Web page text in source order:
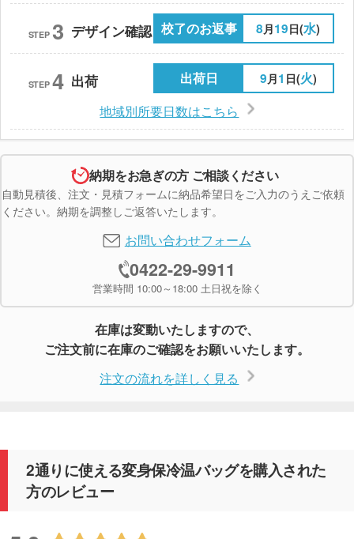
STEP 3 デザイン確認 校了のお返事 8月19日(水)
STEP 4 出荷 出荷日 9月1 日(火)
地域別所要日数はこちら
納期をお急ぎの方 ご相談ください
自動見積後、注文・見積フォームに納品希望日をご入力のうえご依頼
ください。納期を調整しご返答いたします。
お問い合わせフォーム
0422-29-9911
営業時間 10:00～18:00 土日祝を除く
在庫は変動いたしますので、
ご注文前に在庫のご確認をお願いいたします。
注文の流れを詳しく見る
2通りに使える変身保冷温バッグを購入された
方のレビュー